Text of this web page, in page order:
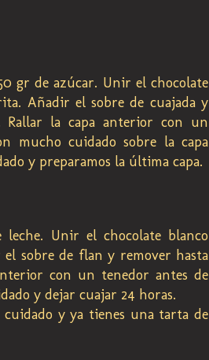
gr de azúcar. Unir el chocolate
Añadir el sobre de cuajada y
la capa anterior con un
mucho cuidado sobre la capa
y preparamos la última capa.
Unir el chocolate blanco
sobre de flan y remover hasta
con un tenedor antes de
y dejar cuajar 24 horas.
cuidado y ya tienes una tarta de